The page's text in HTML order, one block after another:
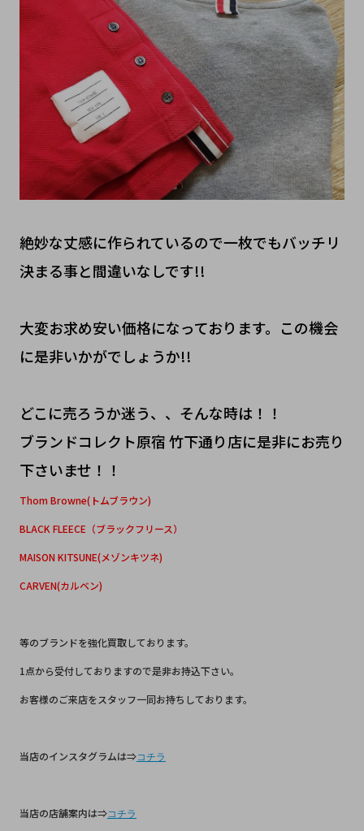
絶妙な丈感に作られているので一枚でもバッチリ
決まる事と間違いなしです!!
大変お求め安い価格になっております。この機会
に是非いかがでしょうか!!
どこに売ろうか迷う、、そんな時は！！
ブランドコレクト原宿 竹下通り店に是非にお売り
下さいませ！！
Thom Browne(トムブラウン)
BLACK FLEECE（ブラックフリース）
MAISON KITSUNE(メゾンキツネ)
CARVEN(カルベン)
等のブランドを強化買取しております。
1点から受付しておりますので是非お持込下さい。
お客様のご来店をスタッフ一同お持ちしております。
当店のインスタグラムは⇒コチラ
当店の店舗案内は⇒コチラ